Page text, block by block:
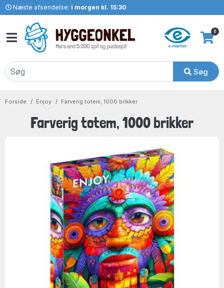
Næste afsendelse: i morgen kl. 15:30
Søg
0
Forside Enjoy Farverig totem, 1000 brikker
Farverig totem, 1000 brikker